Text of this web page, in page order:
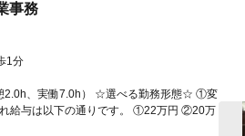
事務
1分
2.0h、実働7.0h） ☆選べる勤務形態☆ ①変
給与は以下の通りです。 ①22万円 ②20万